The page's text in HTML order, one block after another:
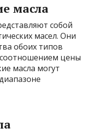
масла
собой
масел. Они
обоих типов
цены
масла могут